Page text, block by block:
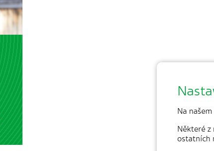
Na
Některé
ostatních